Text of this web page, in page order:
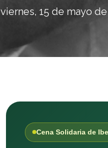
viernes, 15 de mayo
Cena Solidaria de